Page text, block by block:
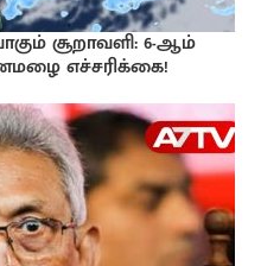
சூறாவளி: 6-ஆம்
எச்சரிக்கை!